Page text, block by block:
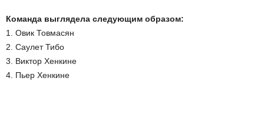
Команда выглядела следующим образом:
1. Овик Товмасян
2. Саулет Тибо
3. Виктор Хенкине
4. Пьер Хенкине